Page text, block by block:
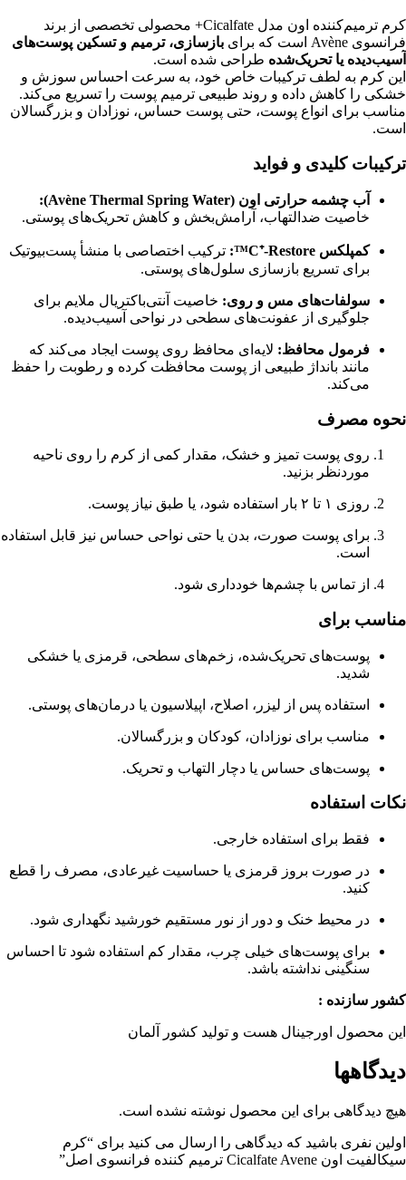
کرم ترمیم‌کننده اون مدل Cicalfate+ محصولی تخصصی از برند
فرانسوی Avène است که برای
بازسازی، ترمیم و تسکین پوست‌های
آسیب‌دیده یا تحریک‌شده طراحی شده است.
این کرم به لطف ترکیبات خاص خود، به سرعت احساس سوزش و
خشکی را کاهش داده و روند طبیعی ترمیم پوست را تسریع می‌کند.
مناسب برای انواع پوست، حتی پوست حساس، نوزادان و بزرگسالان
است.
ترکیبات کلیدی و فواید
آب چشمه حرارتی اون (Avène Thermal Spring Water):
خاصیت ضدالتهاب، آرامش‌بخش و کاهش تحریک‌های پوستی.
کمپلکس C⁺-Restore™:
ترکیب اختصاصی با منشأ پست‌بیوتیک
برای تسریع بازسازی سلول‌های پوستی.
سولفات‌های مس و روی: خاصیت آنتی‌باکتریال ملایم برای
جلوگیری از عفونت‌های سطحی در نواحی آسیب‌دیده.
فرمول محافظ: لایه‌ای محافظ روی پوست ایجاد می‌کند که
مانند بانداژ طبیعی از پوست محافظت کرده و رطوبت را حفظ
می‌کند.
نحوه مصرف
روی پوست تمیز و خشک، مقدار کمی از کرم را روی ناحیه
موردنظر بزنید.
روزی ۱ تا ۲ بار استفاده شود، یا طبق نیاز پوست.
برای پوست صورت، بدن یا حتی نواحی حساس نیز قابل استفاده
است.
از تماس با چشم‌ها خودداری شود.
مناسب برای
پوست‌های تحریک‌شده، زخم‌های سطحی، قرمزی یا خشکی
شدید.
استفاده پس از لیزر، اصلاح، اپیلاسیون یا درمان‌های پوستی.
مناسب برای نوزادان، کودکان و بزرگسالان.
پوست‌های حساس یا دچار التهاب و تحریک.
نکات استفاده
فقط برای استفاده خارجی.
در صورت بروز قرمزی یا حساسیت غیرعادی، مصرف را قطع
کنید.
در محیط خنک و دور از نور مستقیم خورشید نگهداری شود.
برای پوست‌های خیلی چرب، مقدار کم استفاده شود تا احساس
سنگینی نداشته باشد.
کشور سازنده :
این محصول اورجینال هست و تولید کشور آلمان
دیدگاهها
هیچ دیدگاهی برای این محصول نوشته نشده است.
اولین نفری باشید که دیدگاهی را ارسال می کنید برای “کرم
سیکالفیت اون Cicalfate Avene ترمیم کننده فرانسوی اصل”